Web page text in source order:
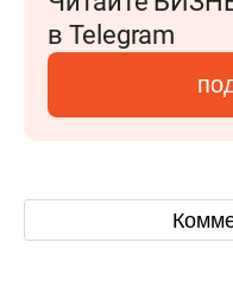
в Telegram